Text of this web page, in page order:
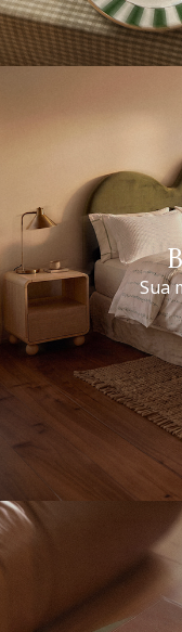
Sua